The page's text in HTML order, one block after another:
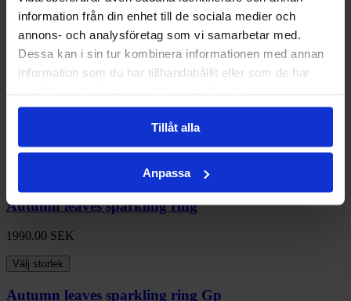
information från din enhet till de sociala medier och
annons- och analysföretag som vi samarbetar med.
Dessa kan i sin tur kombinera informationen med annan
information som du har tillhandahållit eller som de har
Tillåt alla
Anpassa
Autumn leaves sparkling ring
1990.00SEK
1990.00SEK
Autumn leaves sparkling ring
1990.00 SEK
Välj storlek
Autumn leaves sparkling ring Gp